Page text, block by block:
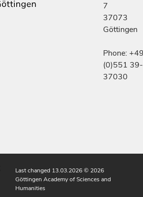
7
37073
Göttingen
Phone:
(0)551 39-
37030
Last changed 13.03.2026© 2026
Göttingen Academy of Sciences and
Humanities